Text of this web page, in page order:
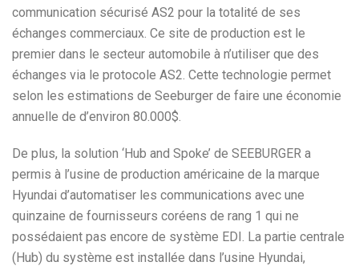
communication sécurisé AS2 pour la totalité de ses
échanges commerciaux. Ce site de production est le
premier dans le secteur automobile à n’utiliser que des
échanges via le protocole AS2. Cette technologie permet
selon les estimations de Seeburger de faire une économie
annuelle de d’environ 80.000$.
De plus, la solution ‘Hub and Spoke’ de SEEBURGER a
permis à l’usine de production américaine de la marque
Hyundai d’automatiser les communications avec une
quinzaine de fournisseurs coréens de rang 1 qui ne
possédaient pas encore de système EDI. La partie centrale
(Hub) du système est installée dans l’usine Hyundai,